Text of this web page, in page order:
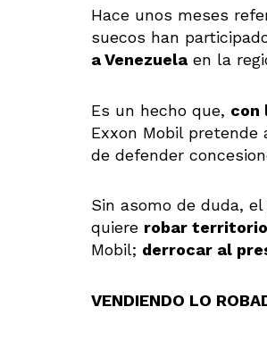
Hace unos meses
suecos han
a Venezuela en la
Es un hecho que, con
Exxon Mobil
de defender
Sin asomo de duda,
quiere robar territorio
Mobil; derrocar al
VENDIENDO LO